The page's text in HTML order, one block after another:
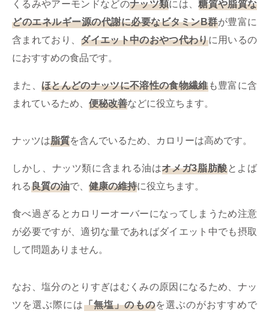
くるみやアーモンドなどのナッツ類には、糖質や脂質な
どのエネルギー源の代謝に必要なビタミンB群が豊富に
含まれており、 ダイエット中のおやつ代わりに用いるの
におすすめの食品です。
また、 ほとんどのナッツに不溶性の食物繊維も豊富に含
まれているため、 便秘改善などに役立ちます。
ナッツは脂質を含んでいるため、カロリーは高めです。
しかし、ナッツ類に含まれる油はオメガ3脂肪酸とよば
れる良質の油で、 健康の維持に役立ちます。
食べ過ぎるとカロリーオーバーになってしまうため注意
が必要ですが、適切な量であればダイエット中でも摂取
して問題ありません。
なお、塩分のとりすぎはむくみの原因になるため、ナッ
ツを選ぶ際には「無塩」のものを選ぶのがおすすめで